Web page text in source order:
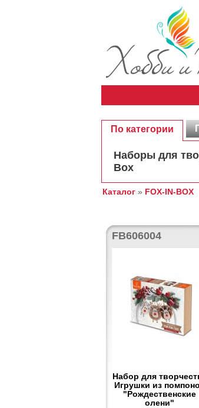
По категории
Наборы для
Box
Каталог » FOX-IN-BOX
FB606004
Набор для
Игрушки из
"Рождественские
олени"